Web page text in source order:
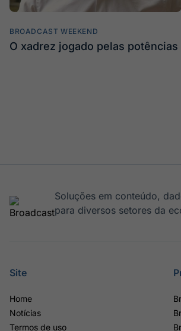
BROADCAST WEEKEND
O xadrez jogado pelas potências
Soluções em conteúdo,
para diversos setores da
Site
Home
Notícias
Termos de uso